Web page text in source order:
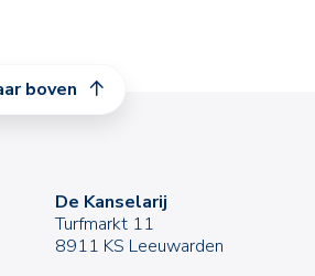
boven
De Kanselarij
Turfmarkt 11
8911 KS Leeuwarden